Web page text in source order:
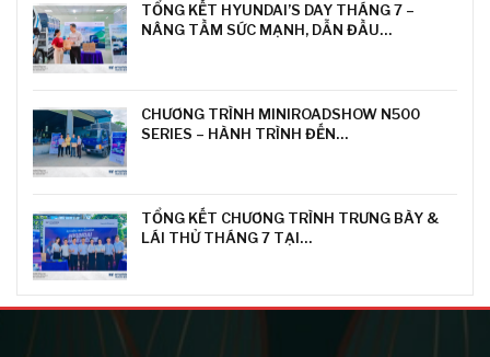
TỔNG KẾT HYUNDAI’S DAY THÁNG 7 –
NÂNG TẦM SỨC MẠNH, DẪN ĐẦU…
CHƯƠNG TRÌNH MINIROADSHOW N500
SERIES – HÀNH TRÌNH ĐẾN…
TỔNG KẾT CHƯƠNG TRÌNH TRƯNG BÀY &
LÁI THỬ THÁNG 7 TẠI…